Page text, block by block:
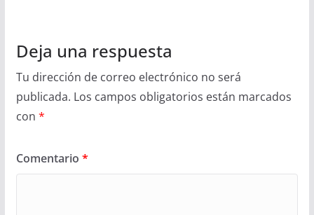
Deja una respuesta
Tu dirección de correo electrónico no será
publicada. Los campos obligatorios están marcados
con *
Comentario *